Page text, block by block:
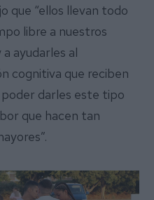
que “ellos llevan todo
libre a nuestros
ayudarles al
cognitiva que reciben
poder darles este tipo
que hacen tan